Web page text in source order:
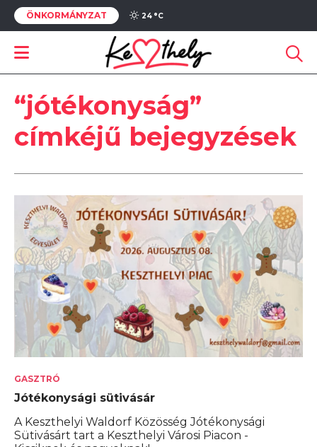
ÖNKORMÁNYZAT 24 °C
“jótékonyság”
címkéjű bejegyzések
GASZTRÓ
Jótékonysági sütivásár
A Keszthelyi Waldorf Közösség Jótékonysági
Sütivásárt tart a Keszthelyi Városi Piacon -